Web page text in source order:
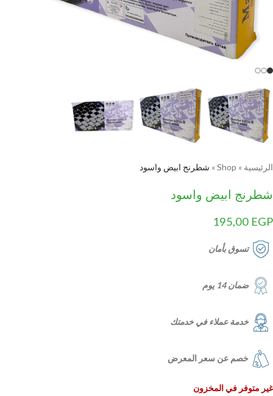
الرئيسية »
Shop
» شطرنج ابيض واسود
شطرنج ابيض واسود
195,00 EGP
تسوق بأمان
ضمان 14 يوم
خدمة عملاء في خدمتك
خصم عن سعر المعرض
غير متوفر في المخزون